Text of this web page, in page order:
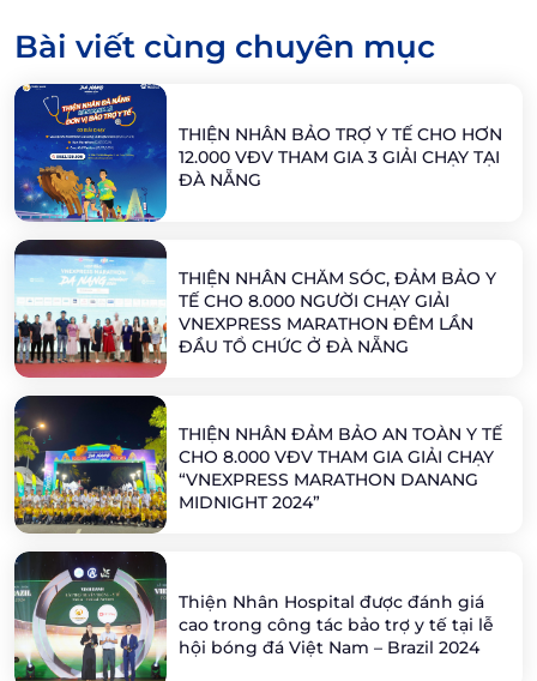
Bài viết cùng chuyên mục
THIỆN NHÂN BẢO TRỢ Y TẾ CHO HƠN
12.000 VĐV THAM GIA 3 GIẢI CHẠY TẠI
ĐÀ NẴNG
THIỆN NHÂN CHĂM SÓC, ĐẢM BẢO Y
TẾ CHO 8.000 NGƯỜI CHẠY GIẢI
VNEXPRESS MARATHON ĐÊM LẦN
ĐẦU TỔ CHỨC Ở ĐÀ NẴNG
THIỆN NHÂN ĐẢM BẢO AN TOÀN Y TẾ
CHO 8.000 VĐV THAM GIA GIẢI CHẠY
“VNEXPRESS MARATHON DANANG
MIDNIGHT 2024”
Thiện Nhân Hospital được đánh giá
cao trong công tác bảo trợ y tế tại lễ
hội bóng đá Việt Nam – Brazil 2024